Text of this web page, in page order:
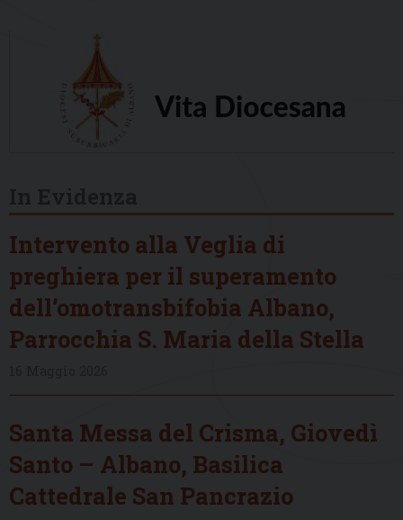
Intervento alla Veglia di
preghiera per il superamento
dell’omotransbifobia Albano,
Parrocchia S. Maria della Stella
Santa Messa del Crisma, Giovedì
Santo – Albano, Basilica
Cattedrale San Pancrazio